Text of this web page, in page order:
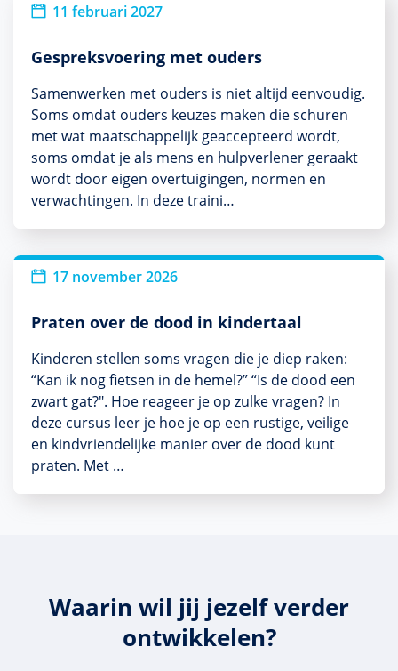
11 februari 2027
Gespreksvoering met ouders
Samenwerken met ouders is niet altijd eenvoudig.
Soms omdat ouders keuzes maken die schuren
met wat maatschappelijk geaccepteerd wordt,
soms omdat je als mens en hulpverlener geraakt
wordt door eigen overtuigingen, normen en
verwachtingen. In deze traini…
Nieuw17 november 2026
Praten over de dood in kindertaal
Kinderen stellen soms vragen die je diep raken:
“Kan ik nog fietsen in de hemel?” “Is de dood een
zwart gat?". Hoe reageer je op zulke vragen? In
deze cursus leer je hoe je op een rustige, veilige
en kindvriendelijke manier over de dood kunt
praten. Met …
Waarin wil jij jezelf verder
ontwikkelen?